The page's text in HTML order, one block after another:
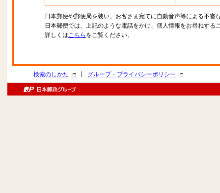
日本郵便や郵便局を装い、お客さま宛てに自動音声等による不審
日本郵便では、上記のような電話をかけ、個人情報をお尋ねする
詳しくはこちら をご覧ください。
検索のしかた グループ・プライバシーポリシー